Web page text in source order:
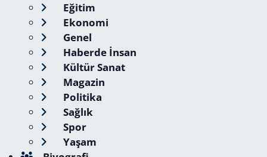
Eğitim
Ekonomi
Genel
Haberde İnsan
Kültür Sanat
Magazin
Politika
Sağlık
Spor
Yaşam